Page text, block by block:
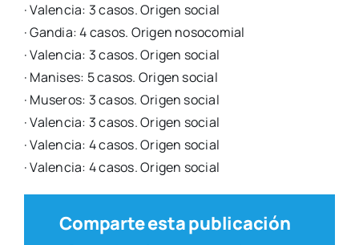
· Valen­cia: 3 casos. Ori­gen social
· Gan­dia: 4 casos. Ori­gen noso­co­mial
· Valen­cia: 3 casos. Ori­gen social
· Mani­ses: 5 casos. Ori­gen social
· Muse­ros: 3 casos. Ori­gen social
· Valen­cia: 3 casos. Ori­gen social
· Valen­cia: 4 casos. Ori­gen social
· Valen­cia: 4 casos. Ori­gen social
Comparte esta publicación